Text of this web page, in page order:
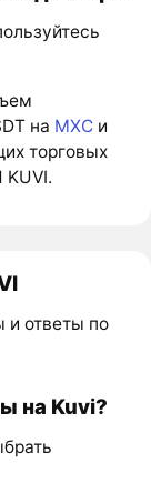
на MXC и
торговых
и ответы по
на Kuvi?